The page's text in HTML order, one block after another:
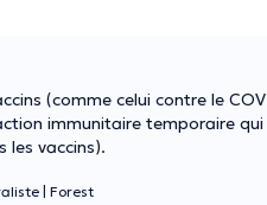
(comme celui contre le
immunitaire temporaire
les vaccins).
Forest